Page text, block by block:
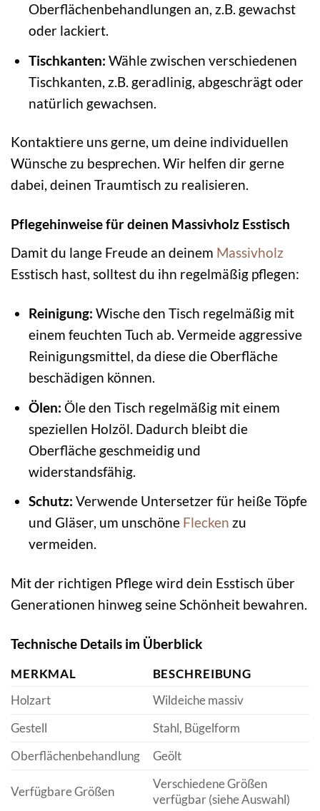
Oberflächenbehandlungen an, z.B. gewachst
oder lackiert.
Tischkanten: Wähle zwischen verschiedenen
Tischkanten, z.B. geradlinig, abgeschrägt oder
natürlich gewachsen.
Kontaktiere uns gerne, um deine individuellen
Wünsche zu besprechen. Wir helfen dir gerne
dabei, deinen Traumtisch zu realisieren.
Pflegehinweise für deinen Massivholz Esstisch
Damit du lange Freude an deinem Massivholz
Esstisch hast, solltest du ihn regelmäßig pflegen:
Reinigung: Wische den Tisch regelmäßig mit
einem feuchten Tuch ab. Vermeide aggressive
Reinigungsmittel, da diese die Oberfläche
beschädigen können.
Ölen: Öle den Tisch regelmäßig mit einem
speziellen Holzöl. Dadurch bleibt die
Oberfläche geschmeidig und
widerstandsfähig.
Schutz: Verwende Untersetzer für heiße Töpfe
und Gläser, um unschöne Flecken zu
vermeiden.
Mit der richtigen Pflege wird dein Esstisch über
Generationen hinweg seine Schönheit bewahren.
Technische Details im Überblick
MERKMAL
BESCHREIBUNG
Holzart
Wildeiche massiv
Gestell
Stahl, Bügelform
Oberflächenbehandlung
Geölt
Verfügbare Größen
Verschiedene Größen
verfügbar (siehe Auswahl)